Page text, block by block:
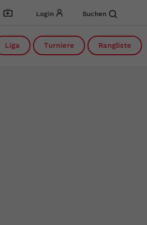
Login Suchen
Liga Turniere Rangliste